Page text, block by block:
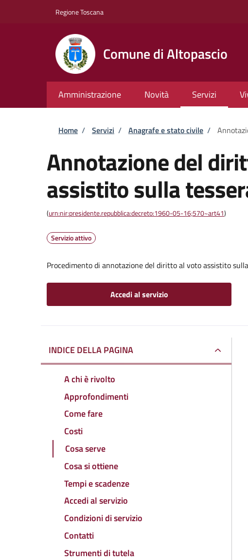
Regione Toscana
Comune di Altopascio
Amministrazione Novità Servizi
Briciole di pane
Home / Servizi / Anagrafe e stato civile /
Annotazione del
assistito sulla
(urn:nir:presidente.repubblica:decreto:1960-05-16;570~art41)
Servizio attivo
Procedimento di annotazione del diritto al voto assistito
Accedi al servizio
INDICE DELLA PAGINA
A chi è rivolto
Approfondimenti
Come fare
Costi
Cosa serve
Cosa si ottiene
Tempi e scadenze
Accedi al servizio
Condizioni di servizio
Contatti
Strumenti di tutela